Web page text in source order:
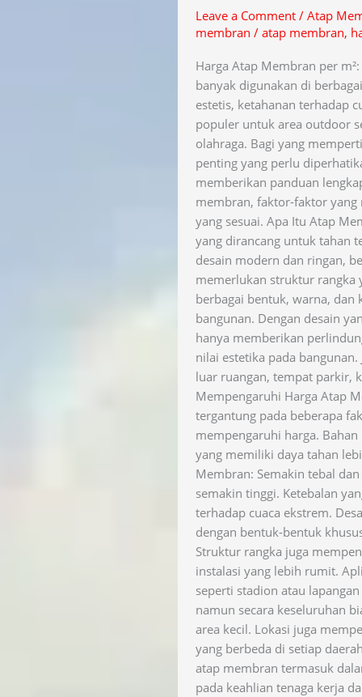
Leave a Comment /Atap
membran /atap membran,
Harga Atap Membran per
banyak digunakan di
estetis, ketahanan terhadap
populer untuk area outdoor
olahraga. Bagi yang
penting yang perlu
memberikan panduan
membran, faktor-faktor
yang sesuai. Apa Itu Atap
yang dirancang untuk tahan
desain modern dan ringan,
memerlukan struktur rangka
berbagai bentuk, warna, dan
bangunan. Dengan desain
hanya memberikan
nilai estetika pada
luar ruangan, tempat parkir,
Mempengaruhi Harga Atap
tergantung pada beberapa
mempengaruhi harga. Bahan
yang memiliki daya tahan
Membran: Semakin tebal
semakin tinggi. Ketebalan
terhadap cuaca ekstrem.
dengan bentuk-bentuk
Struktur rangka juga
instalasi yang lebih rumit.
seperti stadion atau
namun secara keseluruhan
area kecil. Lokasi juga
yang berbeda di setiap
atap membran termasuk
pada keahlian tenaga kerja
m2